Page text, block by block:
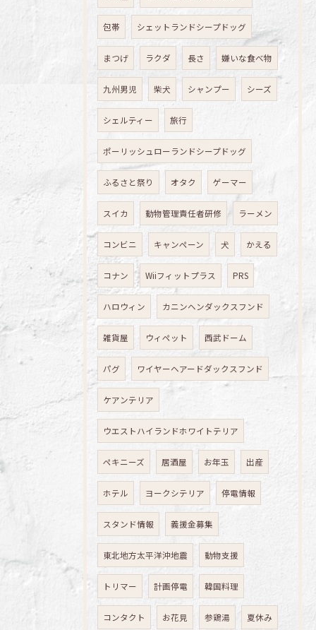
包帯 シェットランドシープドッグ
まつげ ラクダ 長さ 嫌いな食べ物
九州男児 柴犬 シャンプー シーズ
シェルティー 旅行
ポーリッシュローランドシープドッグ
ふるさと祭り オタク ゲーマー
スイカ 動物管理責任者研修 ラーメン
コンビニ キャンペーン 犬 かえる
コナン Wiiフィットプラス PRS
ハロウィン カニンヘンダックスフンド
雑貨屋 ウィペット 西武ドーム
パグ ワイヤーヘアードダックスフンド
ケアンテリア
ウエストハイランドホワイトテリア
ペキニーズ 居酒屋 お年玉 出産
ホテル ヨークシテリア 停電情報
スタンド情報 義援金募集
東北地方太平洋沖地震 動物支援
トリマー 計画停電 韓国料理
コンタクト お花見 参鶏湯 夏休み